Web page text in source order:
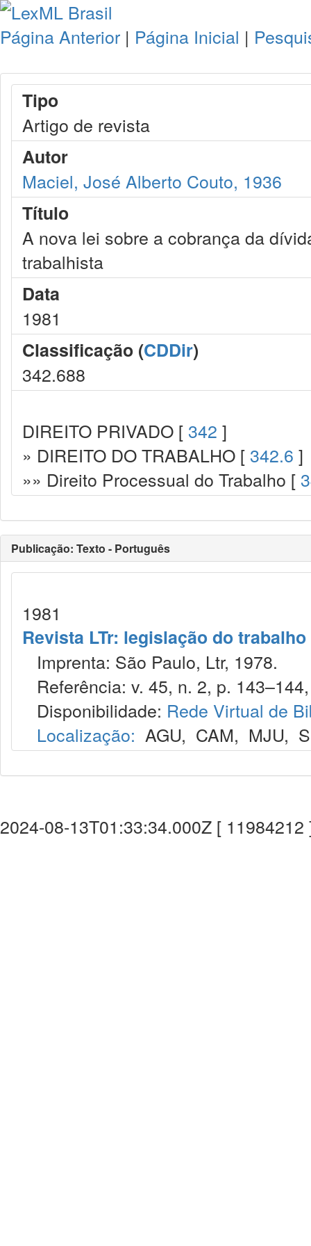
Página Anterior | Página Inicial |
Tipo
Artigo de revista
Autor
Maciel, José Alberto Couto, 1936
Título
A nova lei sobre a cobrança da
trabalhista
Data
1981
Classificação (CDDir)
342.688
DIREITO PRIVADO [ 342 ]
» DIREITO DO TRABALHO [ 342.6 ]
»» Direito Processual do Trabalho [
Publicação: Texto - Português
1981
Revista LTr: legislação do trabalho
Imprenta: São Paulo, Ltr, 1978.
Referência: v. 45, n. 2, p.
Disponibilidade: Rede Virtual de
Localização: AGU, CAM, MJU,
2024-08-13T01:33:34.000Z [ 11984212